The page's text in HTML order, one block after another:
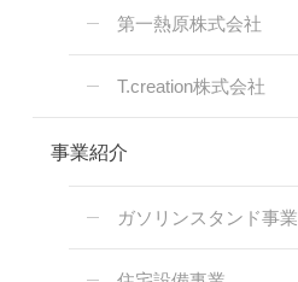
第一熱原株式会社
T.creation株式会社
事業紹介
ガソリンスタンド事業